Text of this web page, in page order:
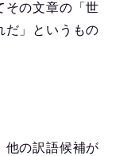
その文章の「世
だ」というもの
他の訳語候補が